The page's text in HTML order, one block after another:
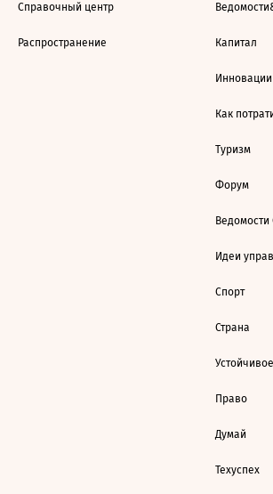
Справочный центр
Распространение Капитал
Инновации
Как
Туризм
Форум
Идеи
Спорт
Страна
Право
Думай
Техуспех